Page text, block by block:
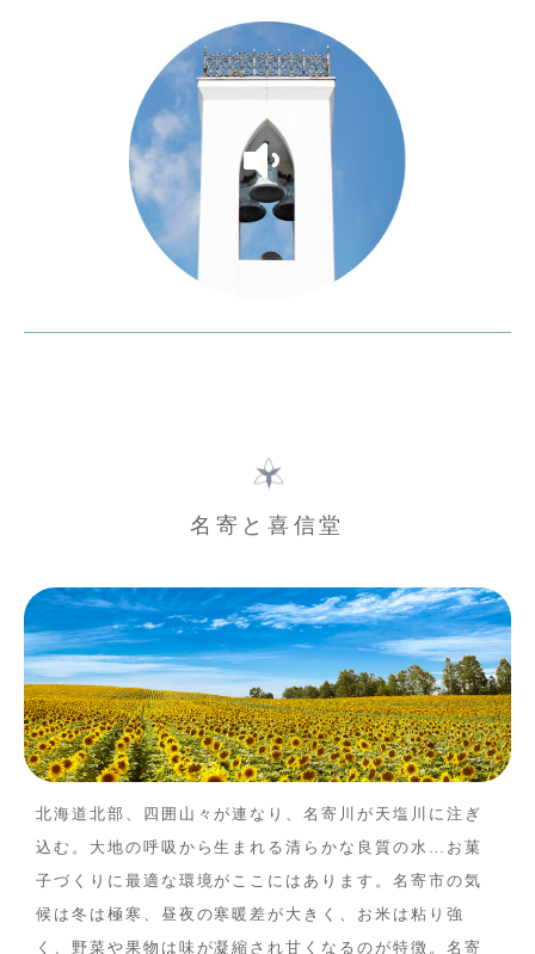
名寄と喜信堂
北海道北部、四囲山々が連なり、名寄川が天塩川に注ぎ
込む。大地の呼吸から生まれる清らかな良質の水…お菓
子づくりに最適な環境がここにはあります。名寄市の気
候は冬は極寒、昼夜の寒暖差が大きく、お米は粘り強
く、野菜や果物は味が凝縮され甘くなるのが特徴。名寄